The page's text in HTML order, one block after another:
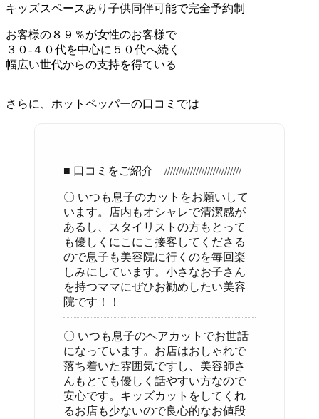
キッズスペースあり子供同伴可能で完全予約制
お客様の８９％が女性のお客様で
３０-４０代を中心に５０代へ続く
幅広い世代からの支持を得ている
さらに、ホットペッパーの口コミでは
■ 口コミをご紹介 ///////////////////////////
〇 いつも息子のカットをお願いして
います。店内もオシャレで清潔感が
あるし、スタイリストの方もとって
も優しくにこにこ接客してくださる
ので息子も美容院に行くのを毎回楽
しみにしています。小さなお子さん
を持つママにぜひお勧めしたい美容
院です！！
〇 いつも息子のヘアカットでお世話
になっています。お店はおしゃれで
落ち着いた雰囲気ですし、美容師さ
んもとても優しく話やすい方なので
安心です。キッズカットをしてくれ
るお店も少ないので良心的なお値段